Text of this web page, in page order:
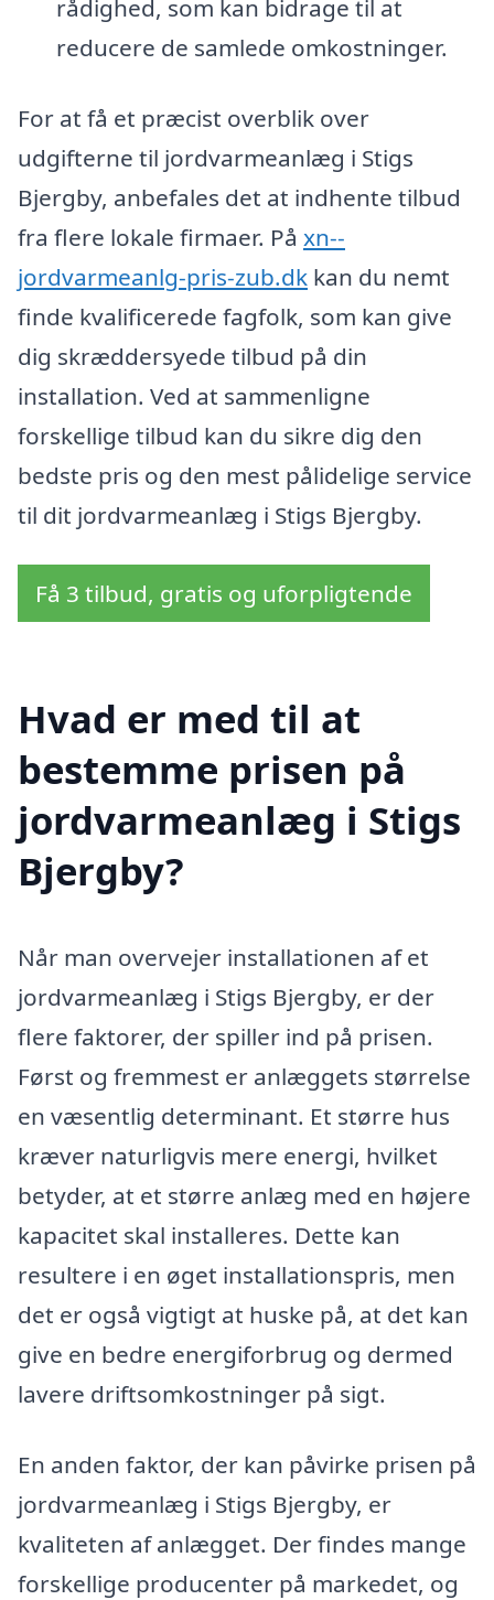
rådighed, som kan bidrage til at
reducere de samlede omkostninger.
For at få et præcist overblik over
udgifterne til jordvarmeanlæg i Stigs
Bjergby, anbefales det at indhente tilbud
fra flere lokale firmaer. På xn--
jordvarmeanlg-pris-zub.dk kan du nemt
finde kvalificerede fagfolk, som kan give
dig skræddersyede tilbud på din
installation. Ved at sammenligne
forskellige tilbud kan du sikre dig den
bedste pris og den mest pålidelige service
til dit jordvarmeanlæg i Stigs Bjergby.
Få 3 tilbud, gratis og uforpligtende
Hvad er med til at
bestemme prisen på
jordvarmeanlæg i Stigs
Bjergby?
Når man overvejer installationen af et
jordvarmeanlæg i Stigs Bjergby, er der
flere faktorer, der spiller ind på prisen.
Først og fremmest er anlæggets størrelse
en væsentlig determinant. Et større hus
kræver naturligvis mere energi, hvilket
betyder, at et større anlæg med en højere
kapacitet skal installeres. Dette kan
resultere i en øget installationspris, men
det er også vigtigt at huske på, at det kan
give en bedre energiforbrug og dermed
lavere driftsomkostninger på sigt.
En anden faktor, der kan påvirke prisen på
jordvarmeanlæg i Stigs Bjergby, er
kvaliteten af anlægget. Der findes mange
forskellige producenter på markedet, og